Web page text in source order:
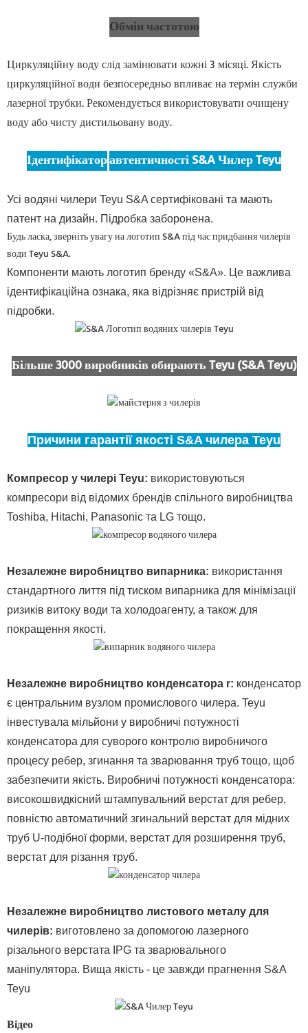
Обмін частотою
Циркуляційну воду слід замінювати кожні 3 місяці. Якість
циркуляційної води безпосередньо впливає на термін служби
лазерної трубки. Рекомендується використовувати очищену
воду або чисту дистильовану воду.
Ідентифікаторавтентичності S&A Чилер Teyu
Усі водяні чилери Teyu S&A сертифіковані та мають
патент на дизайн. Підробка заборонена.
Будь ласка, зверніть увагу на логотип S&A під час придбання чилерів
води Teyu S&A.
Компоненти мають логотип бренду «S&A». Це важлива
ідентифікаційна ознака, яка відрізняє пристрій від
підробки.
Більше 3000 виробників обирають Teyu (S&A Teyu)
Причини гарантії якості S&A чилера Teyu
Компресор у чилері Teyu: використовуються
компресори від відомих брендів спільного виробництва
Toshiba, Hitachi, Panasonic та LG тощо.
Незалежне виробництво випарника: використання
стандартного лиття під тиском випарника для мінімізації
ризиків витоку води та холодоагенту, а також для
покращення якості.
Незалежне виробництво конденсатора r: конденсатор
є центральним вузлом промислового чилера. Teyu
інвестувала мільйони у виробничі потужності
конденсатора для суворого контролю виробничого
процесу ребер, згинання та зварювання труб тощо, щоб
забезпечити якість. Виробничі потужності конденсатора:
високошвидкісний штампувальний верстат для ребер,
повністю автоматичний згинальний верстат для мідних
труб U-подібної форми, верстат для розширення труб,
верстат для різання труб.
Незалежне виробництво листового металу для
чилерів: виготовлено за допомогою лазерного
різального верстата IPG та зварювального
маніпулятора. Вища якість - це завжди прагнення S&A
Teyu
Відео